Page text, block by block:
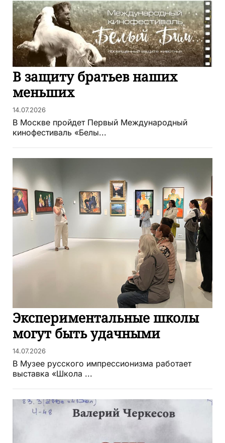
В защиту братьев наших
меньших
14.07.2026
В Москве пройдет Первый Международный
кинофестиваль «Белы...
Экспериментальные школы
могут быть удачными
14.07.2026
В Музее русского импрессионизма работает
выставка «Школа ...